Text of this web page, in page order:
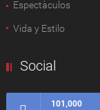
Espectàculos
Vida y Estilo
Social
101,000